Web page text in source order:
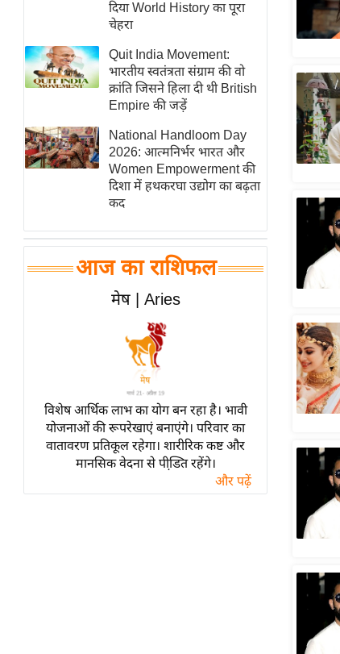
मिसाल बेमिसाल
शख्सियत
यंग इंडिया
साहित्य जगत
ऑटो वर्ल्ड
न्यूज ब्रीफ
मनोरंजन जगत
बॉलीवुड
हॉलीवुड
Breaking
लाइफस्टाइल
ब्यूटी/फैशन
घरेलू नुस्खे
पर्यटन स्थल
दिया World History का पूरा
चेहरा
Quit India Movement:
भारतीय स्वतंत्रता संग्राम की वो
क्रांति जिसने हिला दी थी British
Empire की जड़ें
National Handloom Day
2026: आत्मनिर्भर भारत और
Women Empowerment की
दिशा में हथकरघा उद्योग का बढ़ता
कद
आज का राशिफल
मेष | Aries
विशेष आर्थिक लाभ का योग बन रहा है। भावी
योजनाओं की रूपरेखाएं बनाएंगे। परिवार का
वातावरण प्रतिकूल रहेगा। शारीरिक कष्ट और
मानसिक वेदना से पीडि़त रहेंगे।
और पढ़ें